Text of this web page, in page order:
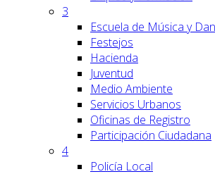
3
Escuela de Música y
Festejos
Hacienda
Juventud
Medio Ambiente
Servicios Urbanos
Oficinas de Registro
Participación Ciudadana
4
Policía Local